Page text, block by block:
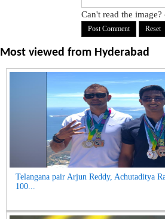
Can't read the
Most viewed from Hyderabad
Telangana pair Arjun Reddy, Achutaditya
100...